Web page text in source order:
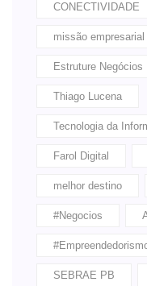
CONECTIVIDADE
missão empresarial
Estruture Negócios
Thiago Lucena
Tecnologia da
Farol Digital
melhor destino
#Negocios
SEBRAE PB